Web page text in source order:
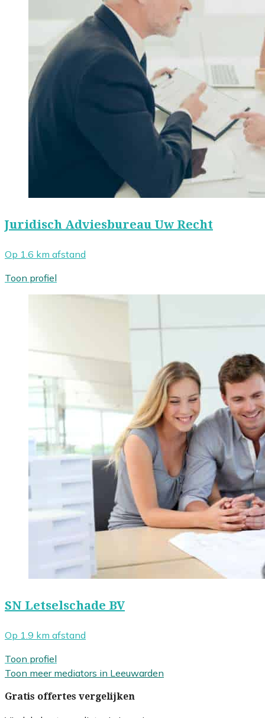
Juridisch Adviesbureau Uw Recht
Op 1.6 km afstand
Toon profiel
SN Letselschade BV
Op 1.9 km afstand
Toon profiel
Toon meer mediators in Leeuwarden
Gratis offertes vergelijken